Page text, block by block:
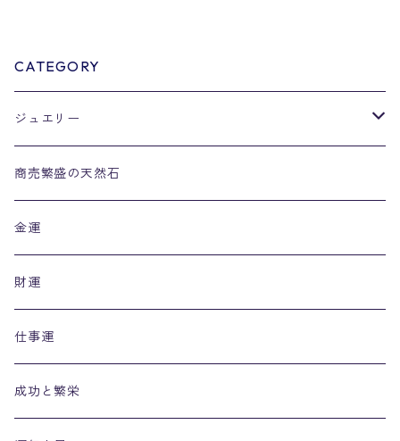
CATEGORY
ジュエリー
リング
商売繁盛の天然石
金運
財運
仕事運
成功と繁栄